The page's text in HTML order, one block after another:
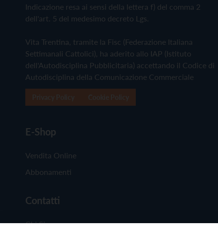
Indicazione resa ai sensi della lettera f) del comma 2
dell'art. 5 del medesimo decreto Lgs.
Vita Trentina, tramite la Fisc (Federazione Italiana
Settimanali Cattolici), ha aderito allo IAP (Istituto
dell'Autodisciplina Pubblicitaria) accettando il Codice di
Autodisciplina della Comunicazione Commerciale
E-Shop
Vendita Online
Abbonamenti
Contatti
Chi Siamo